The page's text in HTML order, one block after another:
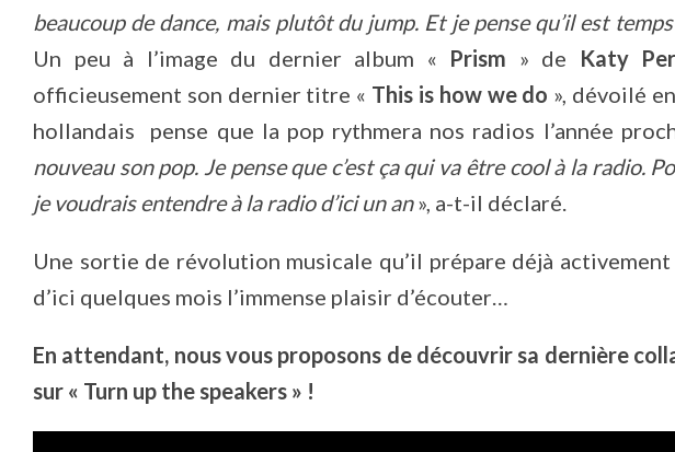
beaucoup de dance, mais plutôt du jump. Et je pense qu’il est
Un peu à l’image du dernier album « Prism » de Katy
officieusement son dernier titre « This is how we do », dévoilé
hollandais pense que la pop rythmera nos radios l’année
nouveau son pop. Je pense que c’est ça qui va être cool à la radio.
je voudrais entendre à la radio d’ici un an», a-t-il déclaré.
Une sortie de révolution musicale qu’il prépare déjà
d’ici quelques mois l’immense plaisir d’écouter…
En attendant, nous vous proposons de découvrir sa dernière
sur « Turn up the speakers » !